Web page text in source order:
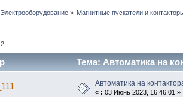
Электрооборудование» Магнитные пускатели и
2
Тема: Автоматика на
Автоматика на
« : 03 Июнь 2023, 16:46:01 »